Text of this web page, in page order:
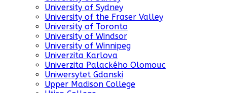
University of Sydney
University of the Fraser Valley
University of Toronto
University of Windsor
University of Winnipeg
Univerzita Karlova
Univerzita Palackého Olomouc
Uniwersytet Gdanski
Upper Madison College